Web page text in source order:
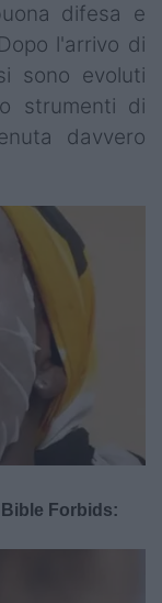
difesa e
l'arrivo di
sono evoluti
strumenti di
davvero